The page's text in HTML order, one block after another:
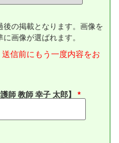
の掲載となります。画像を
画像が選ばれます。
信前にもう一度内容をお
師 教師 幸子 太郎】